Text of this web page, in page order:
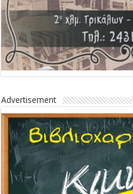
Advertisement